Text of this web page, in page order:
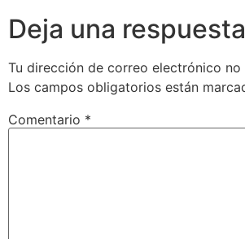
Deja una respuesta
Tu dirección de correo electrónico no
Los campos obligatorios están
Comentario *